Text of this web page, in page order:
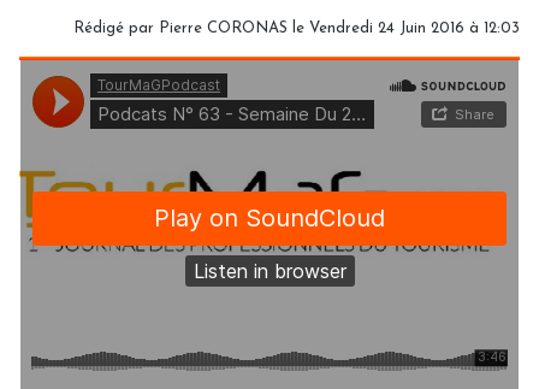
Rédigé par Pierre CORONAS le Vendredi 24 Juin 2016 à 12:03